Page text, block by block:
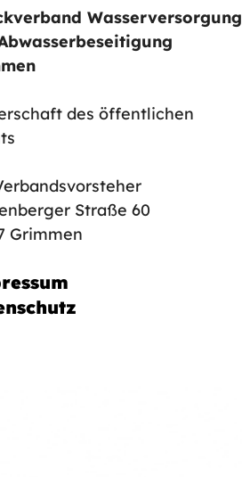
Wasserversorgung
des öffentlichen
Straße 60
Grimmen